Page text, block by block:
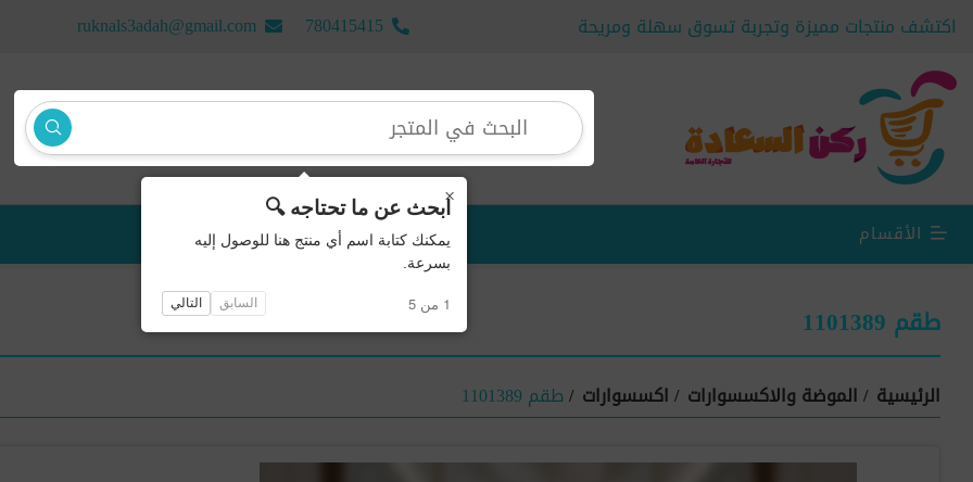
اكتشف منتجات مميزة وتجربة تسوق سهلة ومريحة 780415415
ruknals3adah@gmail.com
الأقسام منتجات جديدة
طقم 1101389
الرئيسية /الموضة والاكسسوارات /اكسسوارات /طقم 1101389
×ابحث عن ما تحتاجه 🔍
يمكنك كتابة اسم أي منتج هنا للوصول إليه
بسرعة.
1 من 5 السابق التالي